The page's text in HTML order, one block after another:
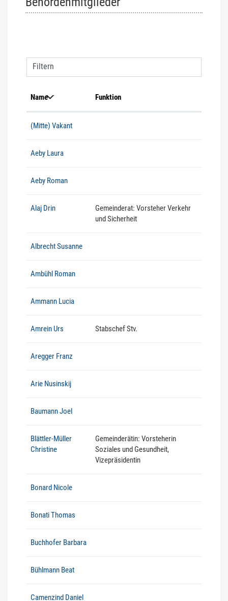
Filtern
Name Funktion
(Mitte) Vakant
Aeby Laura
Aeby Roman
Alaj Drin
Gemeinderat: Vorsteher Verkehr
und Sicherheit
Albrecht Susanne
Ambühl Roman
Ammann Lucia
Amrein Urs Stabschef Stv.
Aregger Franz
Arie Nusinskij
Baumann Joel
Blättler-Müller
Christine
Gemeinderätin: Vorsteherin
Soziales und Gesundheit,
Vizepräsidentin
Bonard Nicole
Bonati Thomas
Buchhofer Barbara
Bühlmann Beat
Camenzind Daniel